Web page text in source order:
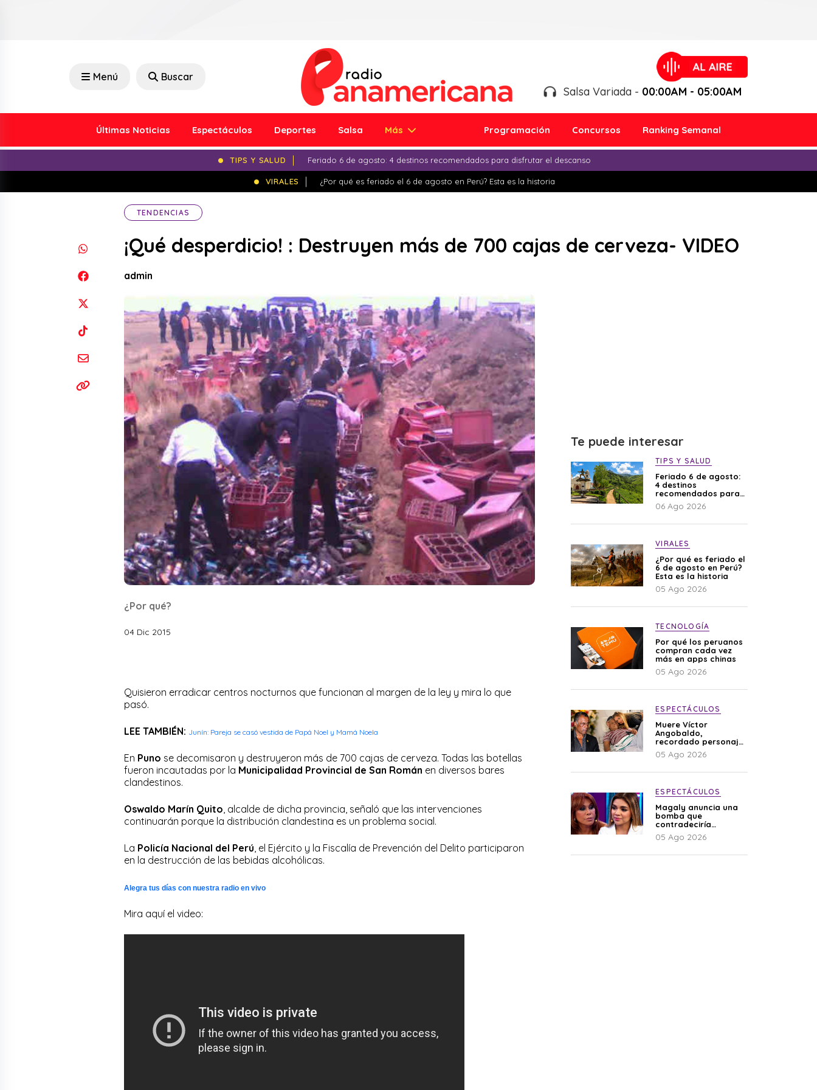
Menú Buscar
Salsa Variada - 00:00AM - 05:00AM
Últimas Noticias Espectáculos Deportes Salsa Más Programación Concursos Ranking Semanal
TIPS Y SALUD Feriado 6 de agosto: 4 destinos recomendados para disfrutar el descanso
VIRALES ¿Por qué es feriado el 6 de agosto en Perú? Esta es la historia
TENDENCIAS
¡Qué desperdicio! : Destruyen más de 700 cajas de cerveza- VIDEO
admin
¿Por qué?
04 Dic 2015
Quisieron erradicar centros nocturnos que funcionan al margen de la ley y mira lo que
pasó.
LEE TAMBIÉN: Junín: Pareja se casó vestida de Papá Noel y Mamá Noela
En Puno se decomisaron y destruyeron más de 700 cajas de cerveza. Todas las botellas
fueron incautadas por la Municipalidad Provincial de San Román en diversos bares
clandestinos.
Oswaldo Marín Quito , alcalde de dicha provincia, señaló que las intervenciones
continuarán porque la distribución clandestina es un problema social.
La Policía Nacional del Perú , el Ejército y la Fiscalía de Prevención del Delito participaron
en la destrucción de las bebidas alcohólicas.
Alegra tus días con nuestra radio en vivo
Mira aquí el video:
Te puede interesar
TIPS Y SALUD
Feriado 6 de agosto:
4 destinos
recomendados para
disfrutar el descanso
06 Ago 2026
VIRALES
¿Por qué es feriado el
6 de agosto en Perú?
Esta es la historia
05 Ago 2026
TECNOLOGÍA
Por qué los peruanos
compran cada vez
más en apps chinas
05 Ago 2026
ESPECTÁCULOS
Muere Víctor
Angobaldo,
recordado personaje
de la farándula y
expareja de Shirley
05 Ago 2026
ESPECTÁCULOS
Magaly anuncia una
bomba que
contradeciría
comunicado de La
Bella Luz: “Hay un
05 Ago 2026